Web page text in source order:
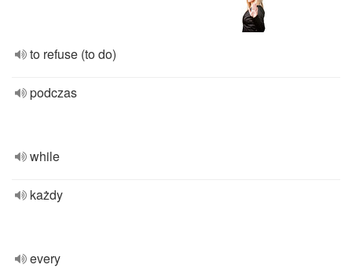
to refuse (to do)
podczas
while
każdy
every